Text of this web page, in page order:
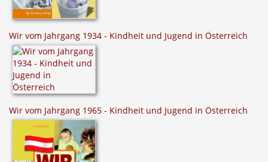
Wir vom Jahrgang 1934 - Kindheit und Jugend in Österreich
Wir vom Jahrgang 1965 - Kindheit und Jugend in Österreich